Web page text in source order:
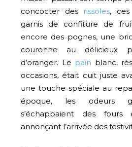
concocter des rissoles, ces
garnis de confiture de
encore des pognes, une
couronne au délicieux
d’oranger. Le pain blanc,
occasions, était cuit juste
une touche spéciale au
époque, les odeurs
s’échappaient des fours
annonçant l’arrivée des